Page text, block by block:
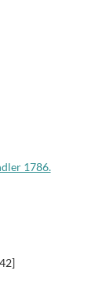
1786.